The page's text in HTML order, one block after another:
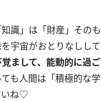
識」は「財産」その
を宇宙がおとりなし
まして、能動的に過
も人間は「積極的な
いね♡